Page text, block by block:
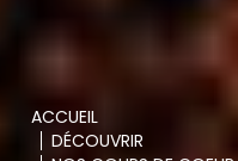
ACCUEIL
DÉCOUVRIR